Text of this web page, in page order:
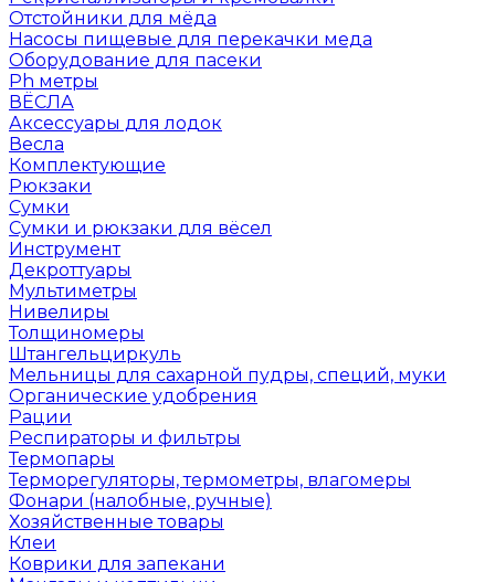
Отстойники для мёда
Насосы пищевые для перекачки меда
Оборудование для пасеки
Ph метры
ВЁСЛА
Аксессуары для лодок
Весла
Комплектующие
Рюкзаки
Сумки
Сумки и рюкзаки для вёсел
Инструмент
Декроттуары
Мультиметры
Нивелиры
Толщиномеры
Штангельциркуль
Мельницы для сахарной пудры, специй, муки
Органические удобрения
Рации
Респираторы и фильтры
Термопары
Терморегуляторы, термометры, влагомеры
Фонари (налобные, ручные)
Хозяйственные товары
Клеи
Коврики для запекани